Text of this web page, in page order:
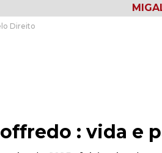
Direito
: vida e